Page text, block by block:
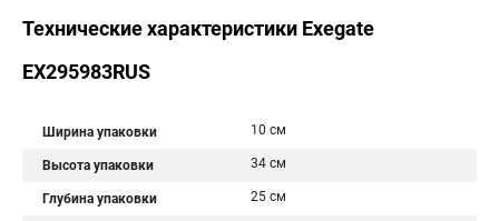
Технические характеристики Exegate
EX295983RUS
Ширина упаковки 10 см
Высота упаковки 34 см
Глубина упаковки 25 см